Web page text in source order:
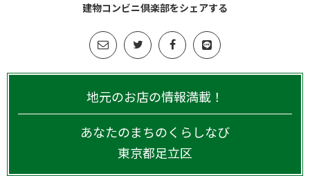
建物コンビニ倶楽部をシェアする
地元のお店の情報満載！
あなたのまちのくらしなび
東京都足立区